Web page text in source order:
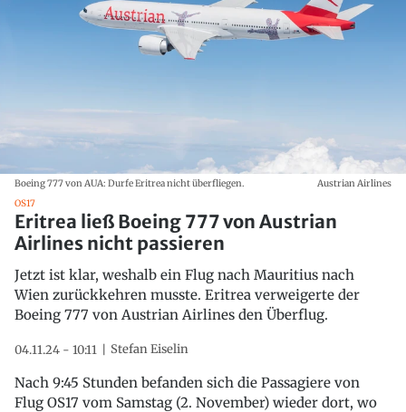
Boeing 777 von AUA: Durfe Eritrea nicht überfliegen.
Austrian Airlines
OS17
Eritrea ließ Boeing 777 von Austrian
Airlines nicht passieren
Jetzt ist klar, weshalb ein Flug nach Mauritius nach
Wien zurückkehren musste. Eritrea verweigerte der
Boeing 777 von Austrian Airlines den Überflug.
04.11.24 - 10:11 Stefan Eiselin
Nach 9:45 Stunden befanden sich die Passagiere von
Flug OS17 vom Samstag (2. November) wieder dort, wo